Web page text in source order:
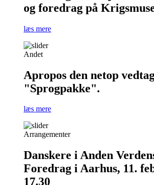
og foredrag på
læs mere
Andet
Apropos den netop
"Sprogpakke".
læs mere
Arrangementer
Danskere i Anden
Foredrag i Aarhus, 11.
17.30